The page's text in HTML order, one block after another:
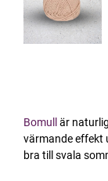
Bomull
är
värmande effekt
bra till svala